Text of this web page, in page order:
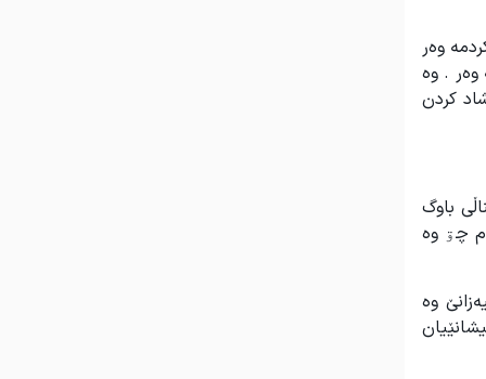
وەر
وەر . وە
کردن
باوگ
م چۊ وە
وە